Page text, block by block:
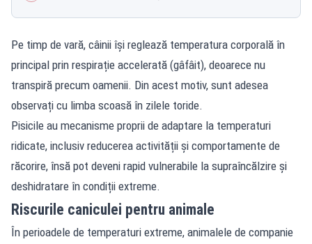
Pe timp de vară, câinii își reglează temperatura corporală în
principal prin respirație accelerată (gâfâit), deoarece nu
transpiră precum oamenii. Din acest motiv, sunt adesea
observați cu limba scoasă în zilele toride.
Pisicile au mecanisme proprii de adaptare la temperaturi
ridicate, inclusiv reducerea activității și comportamente de
răcorire, însă pot deveni rapid vulnerabile la supraîncălzire și
deshidratare în condiții extreme.
Riscurile caniculei pentru animale
În perioadele de temperaturi extreme, animalele de companie